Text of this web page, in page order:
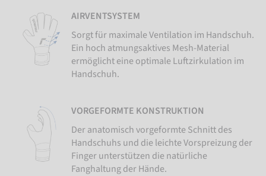
AIRVENTSYSTEM
Sorgt für maximale Ventilation im Handschuh.
Ein hoch atmungsaktives Mesh-Material
ermöglicht eine optimale Luftzirkulation im
Handschuh.
VORGEFORMTE KONSTRUKTION
Der anatomisch vorgeformte Schnitt des
Handschuhs und die leichte Vorspreizung der
Finger unterstützen die natürliche
Fanghaltung der Hände.